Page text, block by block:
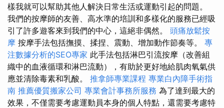
樣我就可以幫助其他人解決日常生活或運動引起的問題。
我們的按摩師的友善、高水準的培訓和多樣化的服務已經吸
引了許多遊客來到我們的中心，這絕非偶然。 頭痛放鬆按
摩 按摩手法包括撫摸、揉捏、震動、增加動作節奏等。 專
注數據分析的SEO專家 此手法包括淋巴引流按摩（改善組
織中的血液循環和淋巴流動），有助於更好地給肌肉氧氣供
應並清除毒素和乳酸。 推拿師專業課程 專業白內障手術指
南 推薦優質搬家公司 專業會計事務所服務 為了達到最大的
效果，不僅需要考慮運動員本身的個人特點，還需要考慮特